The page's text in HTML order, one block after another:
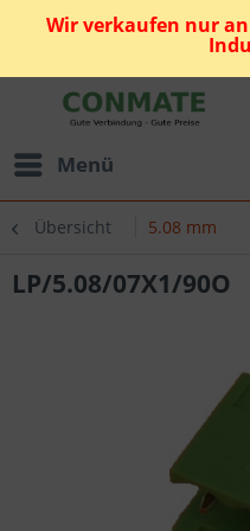
Wir verkaufen nur
Menü
Übersicht 5.08 mm
LP/5.08/07X1/90O